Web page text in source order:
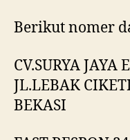
Berikut nomer
CV.SURYA JAYA
JL.LEBAK
BEKASI